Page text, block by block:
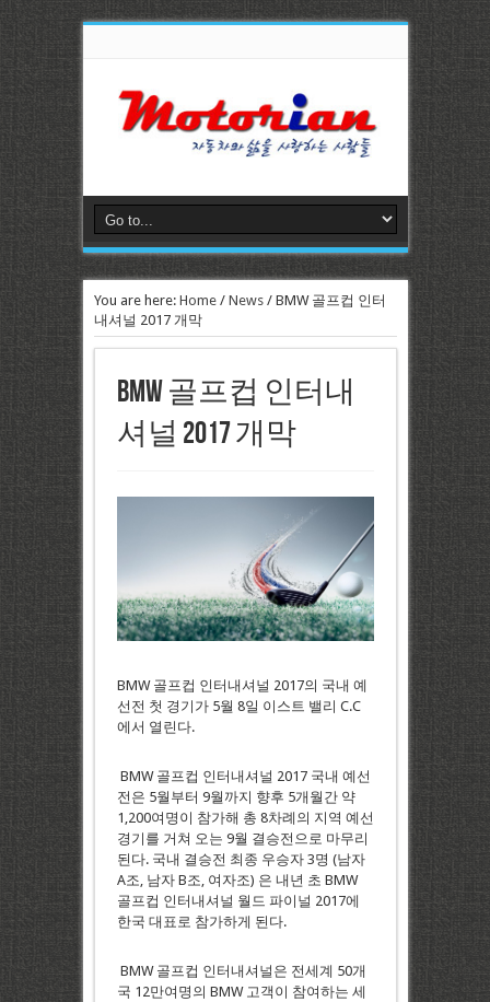
You are here: Home/ News/ BMW 골프컵 인터
내셔널 2017 개막
BMW 골프컵 인터내
셔널 2017 개막
BMW 골프컵 인터내셔널 2017의 국내 예
선전 첫 경기가 5월 8일 이스트 밸리 C.C
에서 열린다.
BMW 골프컵 인터내셔널 2017 국내 예선
전은 5월부터 9월까지 향후 5개월간 약
1,200여명이 참가해 총 8차례의 지역 예선
경기를 거쳐 오는 9월 결승전으로 마무리
된다. 국내 결승전 최종 우승자 3명 (남자
A조, 남자 B조, 여자조) 은 내년 초 BMW
골프컵 인터내셔널 월드 파이널 2017에
한국 대표로 참가하게 된다.
BMW 골프컵 인터내셔널은 전세계 50개
국 12만여명의 BMW 고객이 참여하는 세